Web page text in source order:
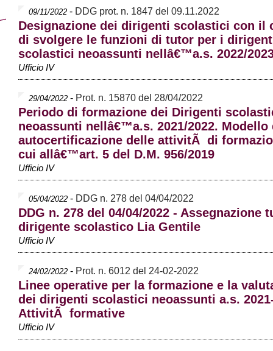
09/11/2022 - DDG prot. n. 1847 del 09.11.2022
Designazione dei dirigenti scolastici con il
di svolgere le funzioni di tutor per i
scolastici neoassunti nellâ€™a.s. 2022/
Ufficio IV
29/04/2022 - Prot. n. 15870 del 28/04/2022
Periodo di formazione dei Dirigenti
neoassunti nellâ€™a.s. 2021/2022. Modello
autocertificazione delle attivitÃ di
cui allâ€™art. 5 del D.M. 956/2019
Ufficio IV
05/04/2022 - DDG n. 278 del 04/04/2022
DDG n. 278 del 04/04/2022 - Assegnazione
dirigente scolastico Lia Gentile
Ufficio IV
24/02/2022 - Prot. n. 6012 del 24-02-2022
Linee operative per la formazione e la
dei dirigenti scolastici neoassunti a.s.
AttivitÃ formative
Ufficio IV